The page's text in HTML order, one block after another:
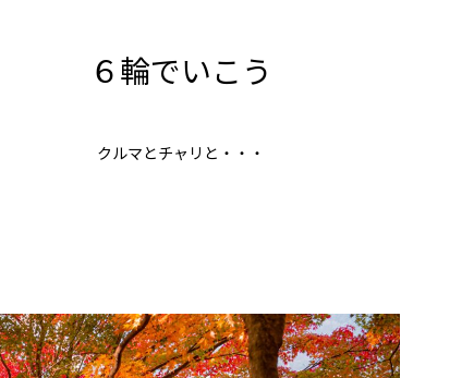
６輪でいこう
クルマとチャリと・・・